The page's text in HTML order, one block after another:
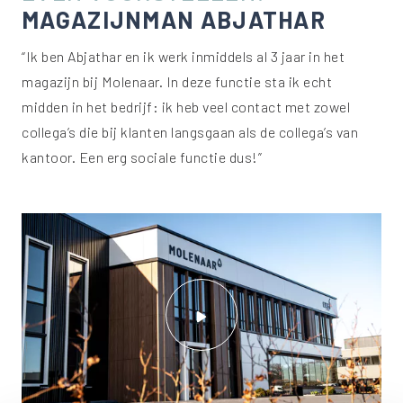
MAGAZIJNMAN ABJATHAR
“Ik ben Abjathar en ik werk inmiddels al 3 jaar in het
magazijn bij Molenaar. In deze functie sta ik echt
midden in het bedrijf: ik heb veel contact met zowel
collega’s die bij klanten langsgaan als de collega’s van
kantoor. Een erg sociale functie dus!”